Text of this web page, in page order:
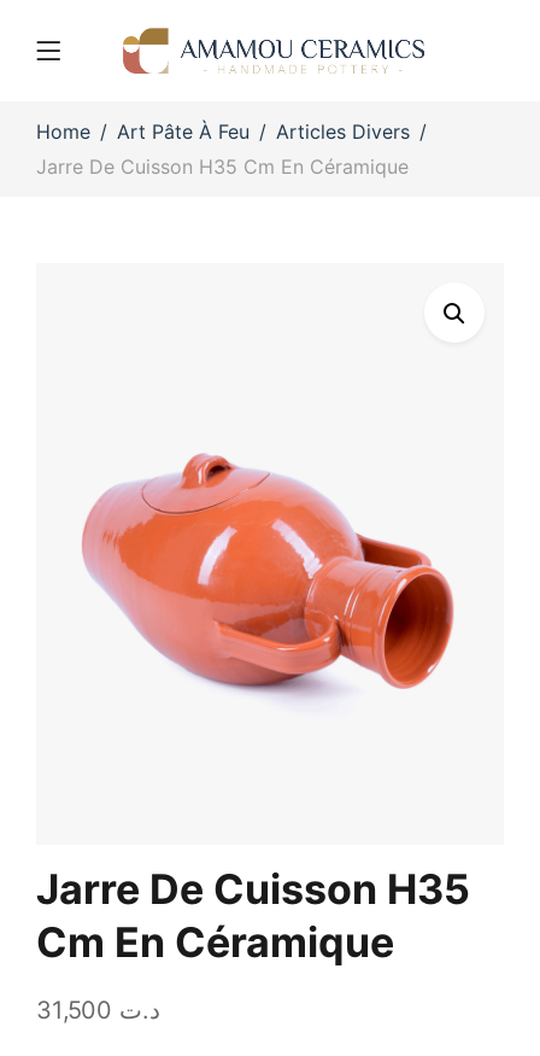
Home Art Pâte À Feu
Articles Divers
Jarre De Cuisson H35 Cm En Céramique
Jarre De Cuisson H35
Cm En Céramique
د.ت